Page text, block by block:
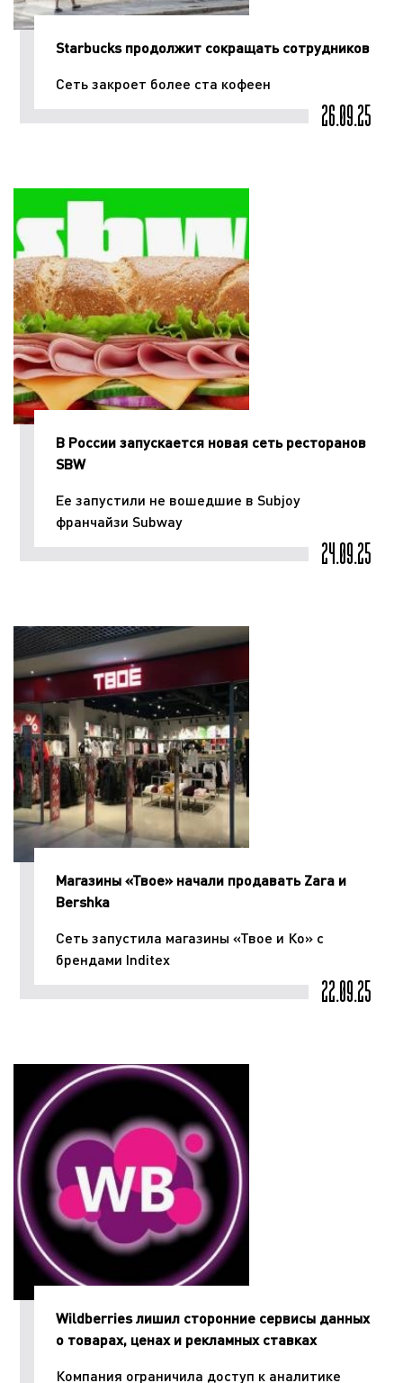
Starbucks продолжит сокращать сотрудников
Сеть закроет более ста кофеен
26.09.25
В России запускается новая сеть ресторанов
SBW
Ее запустили не вошедшие в Subjoy
франчайзи Subway
24.09.25
Магазины «Твое» начали продавать Zara и
Bershka
Сеть запустила магазины «Твое и Ко» с
брендами Inditex
22.09.25
Wildberries лишил сторонние сервисы данных
о товарах, ценах и рекламных ставках
Компания ограничила доступ к аналитике